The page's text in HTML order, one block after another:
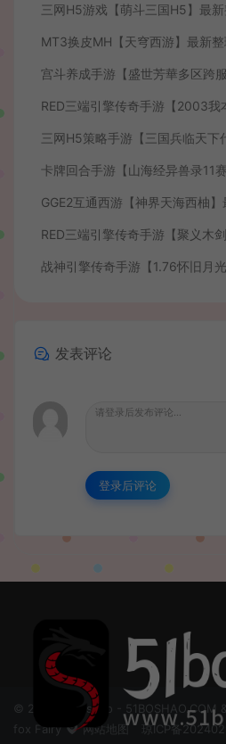
发表评论
登录后评论
© 2024 51boshao - 51BOSHAO.COM
fox Fairy
网站地图 琼ICP备